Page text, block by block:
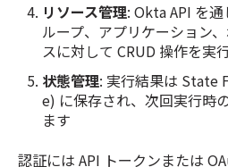
リソース管理: Okta API を
ループ、アプリケーション
スに対して CRUD 操作を実
状態管理: 実行結果は
e) に保存され、次回実行時
ます
認証には API トークンまたは